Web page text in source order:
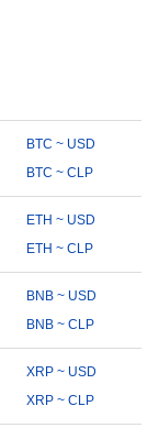
BTC ~ USD
BTC ~ CLP
ETH ~ USD
ETH ~ CLP
BNB ~ USD
BNB ~ CLP
XRP ~ USD
XRP ~ CLP